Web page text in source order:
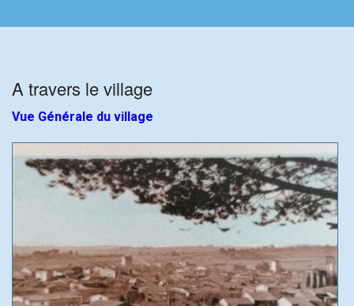
A travers le village
Vue Générale du village